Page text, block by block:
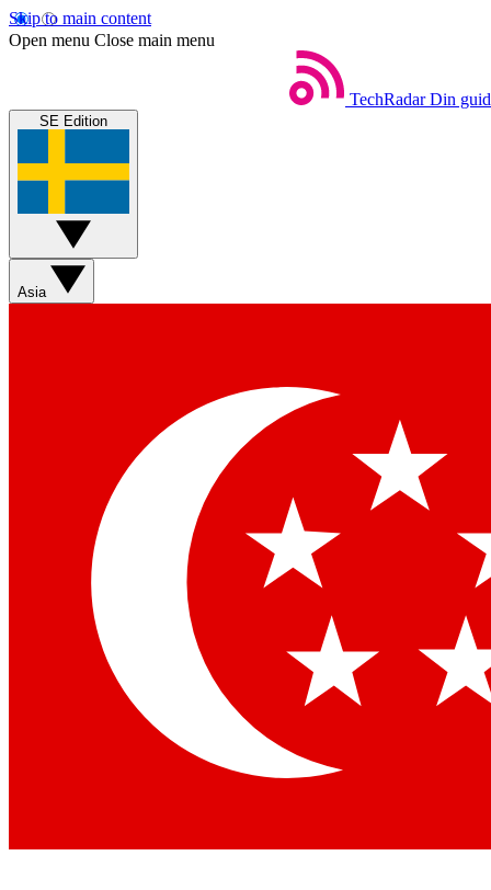
Skip to main content
Open menu Close main menu
TechRadar Din
SE Edition
Asia